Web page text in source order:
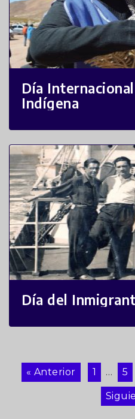
Día
Indígena
Día del
« Anterior 1 … 5